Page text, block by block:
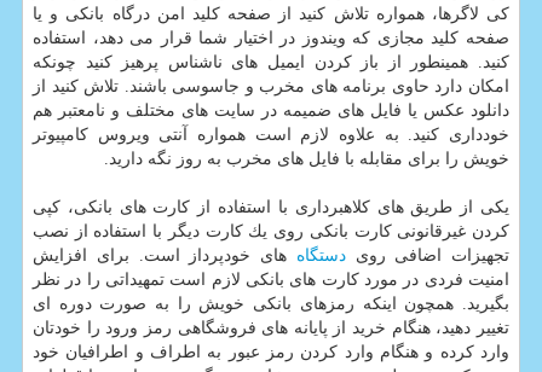
كی لاگرها، همواره تلاش كنید از صفحه كلید امن درگاه بانكی و یا
صفحه كلید مجازی كه ویندوز در اختیار شما قرار می دهد، استفاده
كنید. همینطور از باز كردن ایمیل های ناشناس پرهیز كنید چونكه
امكان دارد حاوی برنامه های مخرب و جاسوسی باشند. تلاش كنید از
دانلود عكس یا فایل های ضمیمه در سایت های مختلف و نامعتبر هم
خودداری كنید. به علاوه لازم است همواره آنتی ویروس كامپیوتر
خویش را برای مقابله با فایل های مخرب به روز نگه دارید.
یكی از طریق های كلاهبرداری با استفاده از كارت های بانكی، كپی
كردن غیرقانونی كارت بانكی روی یك كارت دیگر با استفاده از نصب
تجهیزات اضافی رویدستگاه های خودپرداز است. برای افزایش
امنیت فردی در مورد كارت های بانكی لازم است تمهیداتی را در نظر
بگیرید. همچون اینكه رمزهای بانكی خویش را به صورت دوره ای
تغییر دهید، هنگام خرید از پایانه های فروشگاهی رمز ورود را خودتان
وارد كرده و هنگام وارد كردن رمز عبور به اطراف و اطرافیان خود